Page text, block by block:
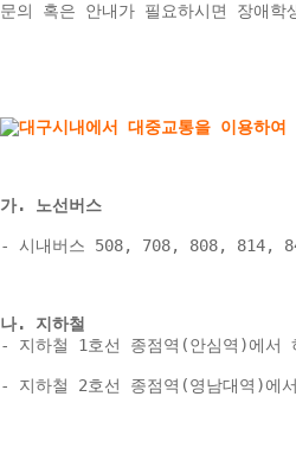
문의 혹은 안내가 필요하시면 장애
가. 노선버스
- 시내버스 508, 708, 808, 814,
나. 지하철
- 지하철 1호선 종점역(안심역)에
- 지하철 2호선 종점역(영남대역)